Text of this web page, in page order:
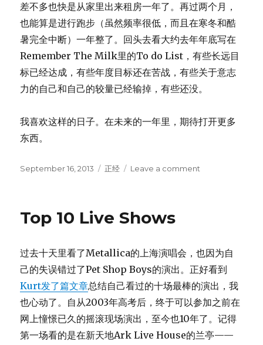
差不多也快是从家里出来租房一年了。再过两个月，
也能算是进行跑步（虽然频率很低，而且在寒冬和酷
暑完全中断）一年整了。回头去看大约去年年底写在
Remember The Milk里的To do List，有些长远目
标已经达成，有些年度目标还在苦战，有些关于意志
力的自己和自己的较量已经输掉，有些还没。
我喜欢这样的日子。在未来的一年里，期待打开更多
东西。
Posted
September 16, 2013 Categories
正经 Leave a comment
Top 10 Live Shows
过去十天里看了Metallica的上海演唱会，也因为自
己的失误错过了Pet Shop Boys的演出。正好看到
Kurt发了篇文章总结自己看过的十场最棒的演出，我
也心动了。自从2003年高考后，终于可以参加之前在
网上憧憬已久的摇滚现场演出，至今也10年了。记得
第一场看的是在新天地Ark Live House的兰亭——